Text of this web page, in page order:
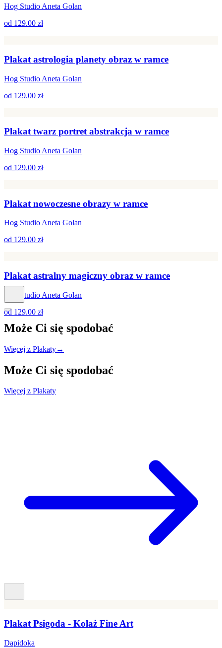
Hog Studio Aneta Golan
od 129.00 zł
Plakat astrologia planety obraz w ramce
Hog Studio Aneta Golan
od 129.00 zł
Plakat twarz portret abstrakcja w ramce
Hog Studio Aneta Golan
od 129.00 zł
Plakat nowoczesne obrazy w ramce
Hog Studio Aneta Golan
od 129.00 zł
Plakat astralny magiczny obraz w ramce
Hog Studio Aneta Golan
od 129.00 zł
Może Ci się spodobać
Więcej z Plakaty→
Może Ci się spodobać
Więcej z Plakaty
Plakat Psigoda - Kolaż Fine Art
Dapidoka